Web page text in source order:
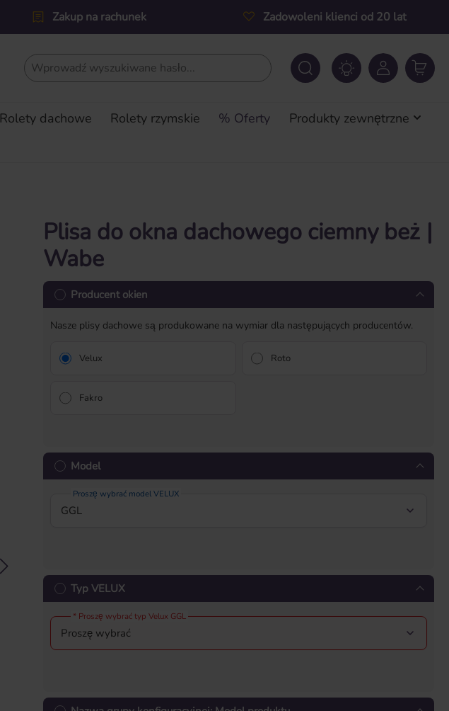
Zakup na rachunek Zadowoleni klienci od 20 lat
Rolety dachowe Rolety rzymskie % Oferty
Produkty zewnętrzne
Plisa do okna dachowego ciemny beż |
Wabe
Producent okien
Nasze plisy dachowe są produkowane na wymiar dla następujących producentów.
Velux Roto
Fakro
Model
Proszę wybrać model VELUX
Typ VELUX
* Proszę wybrać typ Velux GGL